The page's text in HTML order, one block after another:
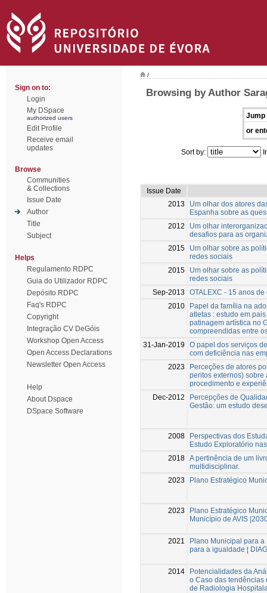
Sign on to:
Login
My DSpace
authorized users
Edit Profile
Receive email
updates
Browse
Communities
& Collections
Issue Date
Author
Title
Subject
Helps
Regulamento RDPC
Guia do Utilizador RDPC
Depósito RDPC
Faq's RDPC
Copyright
Integração CV DeGóis
Workshop Open Access
Open Access Declarations
Newsletter Open Access
Help
About Dspace
DSpace Software
/
Browsing by Author
Jump
or
Sort by:
Issue Date
2013
Um olhar dos atores
Espanha sobre as
2012
Um olhar
desafios para as
2015
Um olhar sobre as
redes sociais
2015
Um olhar sobre as
redes sociais
Sep-2013
OTALEXC - 15 anos
2010
Papel da família na
atletas : estudo em
patinagem artística no
compreendidas entre
31-Jan-2019
O papel dos serviços
com deficiência nas
2023
Perceções de atores
peritos externos) sobre
procedimento e
Dec-2012
Percepções de
Gestão: um estudo
2008
Perspectivas dos
Estudo Exploratório
2018 A pertinência de um
multidisciplinar.
2023
Plano Estratégico
2023
Plano Estratégico
Município de AVIS
2021
Plano Municipal para
para a igualdade |
2014
Potencialidades da
o Caso das tendências
de Radiologia